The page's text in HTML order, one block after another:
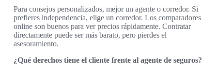
Para consejos personalizados, mejor un agente o corredor. Si
prefieres independencia, elige un corredor. Los comparadores
online son buenos para ver precios rápidamente. Contratar
directamente puede ser más barato, pero pierdes el
asesoramiento.
¿Qué derechos tiene el cliente frente al agente de seguros?